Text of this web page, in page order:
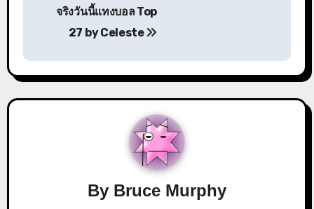
จริงวันนี้แทงบอล Top
27 by Celeste
By Bruce Murphy